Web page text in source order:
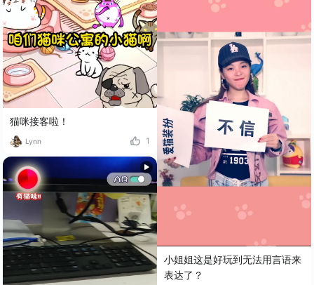
猫咪接客啦！
Lynn 1
小姐姐这是好玩到无法用言语来
表达了？